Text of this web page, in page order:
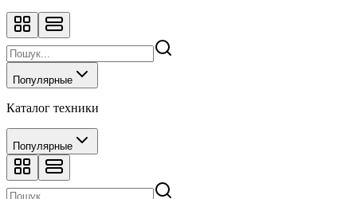
Популярные
Каталог техники
Популярные